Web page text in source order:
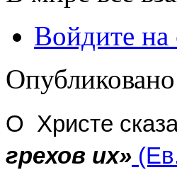
Войдите на
О Христе
грехов их»